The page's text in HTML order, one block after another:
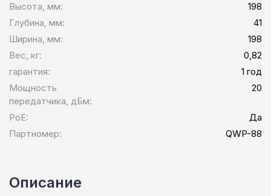
Высота, мм:
198
Глубина, мм:
41
Ширина, мм:
198
Вес, кг:
0,82
гарантия:
1 год
Мощность
передатчика, дБм:
20
PoE:
Да
Партномер:
QWP-88
Описание